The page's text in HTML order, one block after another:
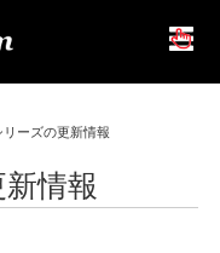
ーズの更新情報
情報